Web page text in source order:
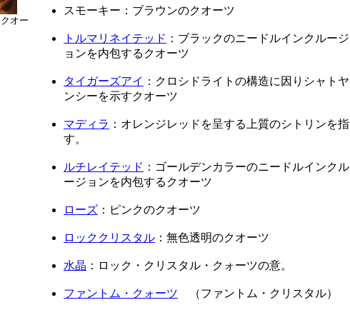
オー
スモーキー：ブラウンのクオーツ
トルマリネイテッド ：ブラックのニードルインクルージ
ョンを内包するクオーツ
タイガーズアイ ：クロシドライトの構造に因りシャトヤ
ンシーを示すクオーツ
マディラ ：オレンジレッドを呈する上質のシトリンを指
す。
ルチレイテッド ：ゴールデンカラーのニードルインクル
ージョンを内包するクオーツ
ローズ ：ピンクのクオーツ
ロッククリスタル ：無色透明のクオーツ
水晶 ：ロック・クリスタル・クォーツの意。
ファントム・クォーツ （ファントム・クリスタル）